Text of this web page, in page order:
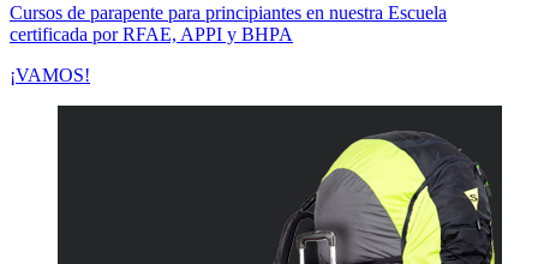
Cursos de parapente para principiantes en nuestra Escuela
certificada por RFAE, APPI y BHPA
¡VAMOS!